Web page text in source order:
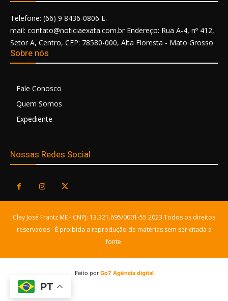
Telefone: (66) 9 8436-0806 E-
mail: contato@noticiaexata.com.br Endereço: Rua A-4, nº 412,
Setor A, Centro, CEP: 78580-000, Alta Floresta - Mato Grosso
Sobre nós
Fale Conosco
Quem Somos
Expediente
Nossas Redes Social
Clay José Frantz ME - CNPJ: 13.321.695/0001-55 2023 Todos os direitos
reservados - É proibida a reprodução de matérias sem ser citada a
fonte.
Feito porGo7 Agência digital
PT